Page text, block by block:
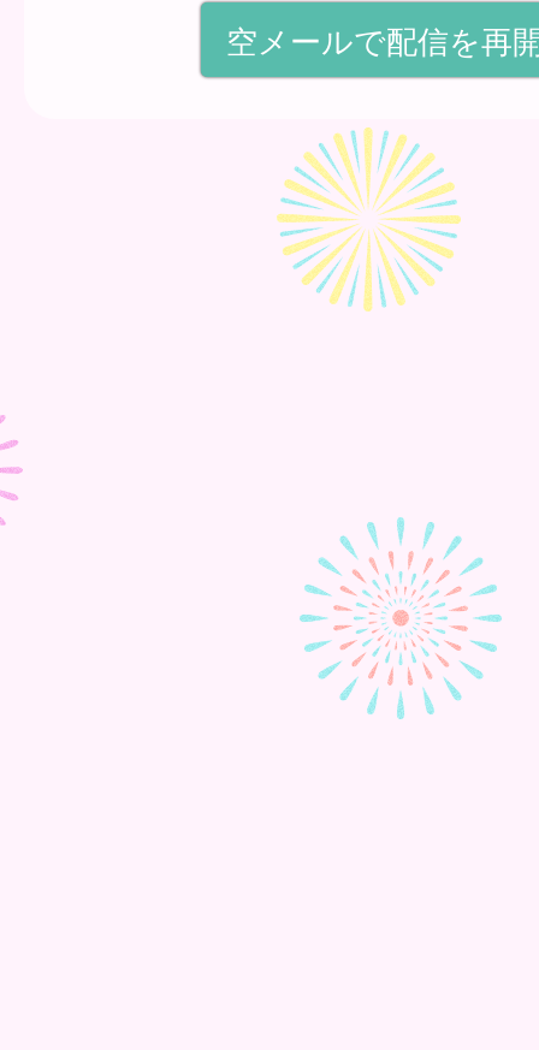
空メールで配信を再